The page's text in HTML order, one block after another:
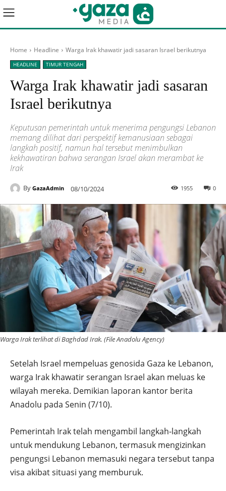
Home Headline Warga Irak khawatir jadi sasaran Israel berikutnya
HEADLINE TIMUR TENGAH
Warga Irak khawatir jadi sasaran
Israel berikutnya
Keputusan pemerintah untuk menerima pengungsi Lebanon
memang dilihat dari perspektif kemanusiaan sebagai
langkah positif, namun hal tersebut menimbulkan
kekhawatiran bahwa serangan Israel akan merambat ke
Irak
By GazaAdmin 08/10/2024 0
1955
Warga Irak terlihat di Baghdad Irak. (File Anadolu Agency)
Setelah Israel mempeluas genosida Gaza ke Lebanon,
warga Irak khawatir serangan Israel akan meluas ke
wilayah mereka. Demikian laporan kantor berita
Anadolu pada Senin (7/10).
Pemerintah Irak telah mengambil langkah-langkah
untuk mendukung Lebanon, termasuk mengizinkan
pengungsi Lebanon memasuki negara tersebut tanpa
visa akibat situasi yang memburuk.